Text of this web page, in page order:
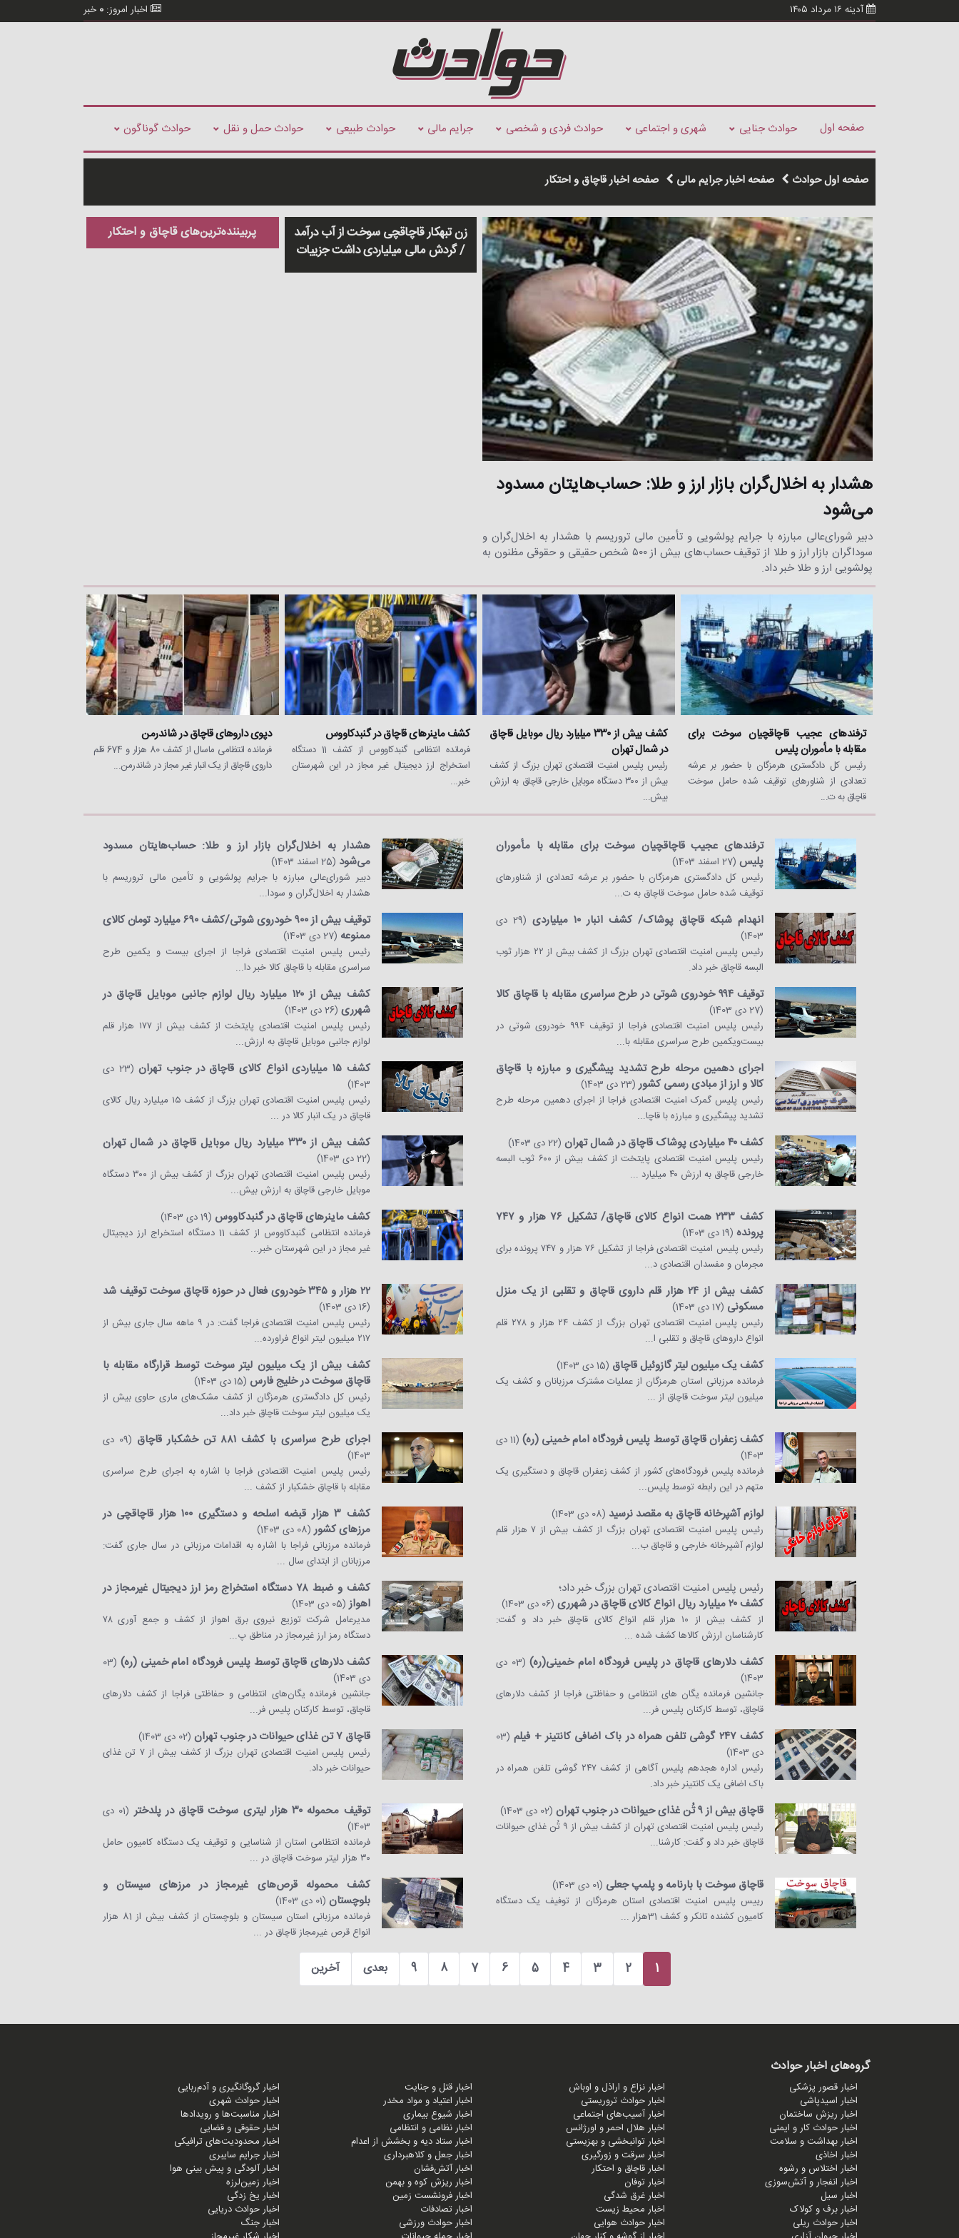
آدینه ۱۶ مرداد ۱۴۰۵ اخبار امروز: 0 خبر
صفحه اول حوادث جنایی شهری و اجتماعی حوادث فردی و شخصی جرایم مالی حوادث طبیعی حوادث حمل و نقل حوادث گوناگون
صفحه اول حوادث صفحه اخبار جرایم مالی صفحه اخبار قاچاق و احتکار
هشدار به اخلال‌گران بازار ارز و طلا: حساب‌هایتان مسدود
می‌شود
دبیر شورای‌عالی مبارزه با جرایم پولشویی و تأمین مالی تروریسم با هشدار به اخلال‌گران و
سوداگران بازار ارز و طلا از توقیف حساب‌های بیش از ۵۰۰ شخص حقیقی و حقوقی مظنون به
پولشویی ارز و طلا خبر داد.
زن تبهکار قاچاقچی سوخت از آب درآمد
/ گردش مالی میلیاردی داشت جزییات
پربیننده‌ترین‌های قاچاق و احتکار
ترفندهای عجیب قاچاقچیان سوخت برای
مقابله با مأموران پلیس
رئیس کل دادگستری هرمزگان با حضور بر عرشه
تعدادی از شناورهای توقیف شده حامل سوخت
قاچاق به ت...
کشف بیش از ۳۳۰ میلیارد ریال موبایل قاچاق
در شمال تهران
رئیس پلیس امنیت اقتصادی تهران بزرگ از کشف
بیش از ۳۰۰ دستگاه موبایل خارجی قاچاق به ارزش
بیش...
کشف ماینرهای قاچاق در گنبدکاووس
فرمانده انتظامی گنبدکاووس از کشف 11 دستگاه
استخراج ارز دیجیتال غیر مجاز در این شهرستان
خبر...
دپوی داروهای قاچاق در شاندرمن
فرمانده انتظامی ماسال از کشف 80 هزار و 674 قلم
داروی قاچاق از یک انبار غیر مجاز در شاندرمن...
ترفندهای عجیب قاچاقچیان سوخت برای مقابله با مأموران
پلیس (27 اسفند 1403)
رئیس کل دادگستری هرمزگان با حضور بر عرشه تعدادی از شناورهای
توقیف شده حامل سوخت قاچاق به ت...
هشدار به اخلال‌گران بازار ارز و طلا: حساب‌هایتان مسدود
می‌شود (25 اسفند 1403)
دبیر شورای‌عالی مبارزه با جرایم پولشویی و تأمین مالی تروریسم با
هشدار به اخلال‌گران و سودا...
انهدام شبکه قاچاق پوشاک/ کشف انبار ۱۰ میلیاردی
(29 دی
1403)
رئیس پلیس امنیت اقتصادی تهران بزرگ از کشف بیش از ۲۲ هزار ثوب
البسه قاچاق خبر داد.
توقیف بیش از ۹۰۰ خودروی شوتی/کشف ۶۹۰ میلیارد تومان کالای
ممنوعه (27 دی 1403)
رئیس پلیس امنیت اقتصادی فراجا از اجرای بیست و یکمین طرح
سراسری مقابله با قاچاق کالا خبر دا...
توقیف ۹۹۴ خودروی شوتی در طرح سراسری مقابله با قاچاق کالا
(27 دی 1403)
رئیس پلیس امنیت اقتصادی فراجا از توقیف ۹۹۴ خودروی شوتی در
بیست‌ویکمین طرح سراسری مقابله با...
کشف بیش از ۱۲۰ میلیارد ریال لوازم جانبی موبایل قاچاق در
شهرری (26 دی 1403)
رئیس پلیس امنیت اقتصادی پایتخت از کشف بیش از ۱۷۷ هزار قلم
لوازم جانبی موبایل قاچاق به ارزش...
اجرای دهمین مرحله طرح تشدید پیشگیری و مبارزه با قاچاق
کالا و ارز از مبادی رسمی کشور(23 دی 1403)
رئیس پلیس گمرک امنیت اقتصادی فراجا از اجرای دهمین مرحله طرح
تشدید پیشگیری و مبارزه با قاچا...
کشف ۱۵ میلیاردی انواع کالای قاچاق در جنوب تهران
(23 دی
1403)
رئیس پلیس امنیت اقتصادی تهران بزرگ از کشف ۱۵ میلیارد ریال کالای
قاچاق در یک انبار کالا در ...
کشف ۴۰ میلیاردی پوشاک قاچاق در شمال تهران
(22 دی 1403)
رئیس پلیس امنیت اقتصادی پایتخت از کشف بیش از ۶۰۰ ثوب البسه
خارجی قاچاق به ارزش ۴۰ میلیارد ...
کشف بیش از ۳۳۰ میلیارد ریال موبایل قاچاق در شمال تهران
(22 دی 1403)
رئیس پلیس امنیت اقتصادی تهران بزرگ از کشف بیش از ۳۰۰ دستگاه
موبایل خارجی قاچاق به ارزش بیش...
کشف ۲۳۳ همت انواع کالای قاچاق/ تشکیل ۷۶ هزار و ۷۴۷
پرونده (19 دی 1403)
رئیس پلیس امنیت اقتصادی فراجا از تشکیل ۷۶ هزار و ۷۴۷ پرونده برای
مجرمان و مفسدان اقتصادی د...
کشف ماینرهای قاچاق در گنبدکاووس (19 دی 1403)
فرمانده انتظامی گنبدکاووس از کشف 11 دستگاه استخراج ارز دیجیتال
غیر مجاز در این شهرستان خبر...
کشف بیش از ۲۴ هزار قلم داروی قاچاق و تقلبی از یک منزل
مسکونی (17 دی 1403)
رئیس پلیس امنیت اقتصادی تهران بزرگ از کشف ۲۴ هزار و ۲۷۸ قلم
انواع دارو‌های قاچاق و تقلبی ا...
۲۲ هزار و ۳۴۵ خودروی فعال در حوزه قاچاق سوخت توقیف شد
(16 دی 1403)
رئیس پلیس امنیت اقتصادی فراجا گفت: در ۹ ماهه سال جاری بیش از
۲۱۷ میلیون لیتر انواع فراورده...
کشف یک میلیون لیتر گازوئیل قاچاق (15 دی 1403)
فرمانده مرزبانی استان هرمزگان از عملیات مشترک مرزبانان و کشف یک
میلیون لیتر سوخت قاچاق از ...
کشف بیش از یک میلیون لیتر سوخت توسط قرارگاه مقابله با
قاچاق سوخت در خلیج فارس (15 دی 1403)
رئیس کل دادگستری هرمزگان از کشف مشک‌های ماری حاوی بیش از
یک میلیون لیتر سوخت قاچاق خبر داد...
کشف زعفران قاچاق توسط پلیس فرودگاه امام خمینی (ره)
(11 دی
1403)
فرمانده پلیس فرودگاه‌های کشور از کشف زعفران قاچاق و دستگیری یک
متهم در این رابطه توسط پلیس...
اجرای طرح سراسری با کشف ۸۸۱ تن خشکبار قاچاق
(09 دی
1403)
رئیس پلیس امنیت اقتصادی فراجا با اشاره به اجرای طرح سراسری
مقابله با قاچاق خشکبار از کشف ...
لوازم آشپرخانه قاچاق به مقصد نرسید (08 دی 1403)
رئیس پلیس امنیت اقتصادی تهران بزرگ از کشف بیش از ۷ هزار قلم
لوازم آشپرخانه خارجی و قاچاق ب...
کشف ۳ هزار قبضه اسلحه و دستگیری ۱۰۰ هزار قاچاقچی در
مرزهای کشور (08 دی 1403)
فرمانده مرزبانی فراجا با اشاره به اقدامات مرزبانی در سال جاری گفت:
مرزبانان از ابتدای سال ...
رئیس پلیس امنیت اقتصادی تهران بزرگ خبر داد؛
کشف ۲۰ میلیارد ریال انواع کالای قاچاق در شهرری
(06 دی 1403)
از کشف بیش از ۱۰ هزار قلم انواع کالای قاچاق خبر داد و گفت:
کارشناسان ارزش کالا‌ها کشف شده ...
کشف و ضبط ۷۸ دستگاه استخراج رمز ارز دیجیتال غیرمجاز در
اهواز (05 دی 1403)
مدیرعامل شرکت توزیع نیروی برق اهواز از کشف و جمع آوری ۷۸
دستگاه رمز ارز غیرمجاز در مناطق پ...
کشف دلارهای قاچاق در پلیس فرودگاه امام خمینی(ره)
(03 دی
1403)
​جانشین فرمانده یگان های انتظامی و حفاظتی فراجا از کشف دلارهای
قاچاق، توسط کارکنان پلیس فر...
کشف دلار‌های قاچاق توسط پلیس فرودگاه امام خمینی (ره) (03
دی 1403)
جانشین فرمانده یگان‌های انتظامی و حفاظتی فراجا از کشف دلار‌های
قاچاق، توسط کارکنان پلیس فر...
کشف ۲۴۷ گوشی تلفن همراه در باک اضافی کانتینر + فیلم
(03
دی 1403)
رئیس اداره هجدهم پلیس آگاهی از کشف ۲۴۷ گوشی تلفن همراه در
باک اضافی یک کانتینر خبر داد.
قاچاق ۷ تن غذای حیوانات در جنوب تهران
(02 دی 1403)
رئیس پلیس امنیت اقتصادی تهران بزرگ از کشف بیش از ۷ تن غذای
حیوانات خبر داد.
قاچاق بیش از ۹ تُن غذای حیوانات در جنوب تهران
(02 دی 1403)
رئیس پلیس امنیت اقتصادی تهران از کشف بیش از ۹ تُن غذای حیوانات
قاچاق خبر داد و گفت: کارشنا...
توقیف محموله ۳۰ هزار لیتری سوخت قاچاق در پلدختر
(01 دی
1403)
فرمانده انتظامی استان از شناسایی و توقیف یک دستگاه کامیون حامل
۳۰ هزار لیتر سوخت قاچاق در ...
قاچاق سوخت با بارنامه و پلمپ جعلی (01 دی 1403)
رییس پلیس امنیت اقتصادی استان هرمزگان از توفیف یک دستگاه
کامیون کشنده تانکر و کشف 31هزار ...
کشف محموله قرص‌های غیرمجاز در مرزهای سیستان و
بلوچستان (01 دی 1403)
فرمانده مرزبانی استان سیستان و بلوچستان از کشف بیش از 81 هزار
انواع قرص غیرمجاز قاچاق در ...
1
2
3
4
5
6
7
8
9 بعدی آخرین
گروه‌های اخبار حوادث
اخبار قصور پزشکی اخبار نزاع و اراذل و اوباش اخبار قتل و جنایت
اخبار گروگانگیری و آدم‌ربایی
اخبار اسیدپاشی
اخبار حوادث تروریستی اخبار اعتیاد و مواد مخدر
اخبار حوادث شهری
اخبار ریزش ساختمان
اخبار آسیب‌های اجتماعی اخبار شیوع بیماری
اخبار مناسبت‌ها و رویدادها
اخبار حوادث کار و ایمنی
اخبار هلال احمر و اورژانس اخبار نظامی و انتظامی
اخبار حقوقی و قضایی
اخبار بهداشت و سلامت
اخبار توانبخشی و بهزیستی اخبار ستاد دیه و بخشش از اعدام
اخبار محدودیت‌های ترافیکی
اخبار اخاذی
اخبار سرقت و زورگیری اخبار جعل و کلاهبرداری
اخبار جرایم سایبری
اخبار اختلاس و رشوه
اخبار قاچاق و احتکار اخبار آتش‌فشان
اخبار آلودگی و پیش بینی هوا
اخبار انفجار و آتش‌سوزی
اخبار توفان اخبار ریزش کوه و بهمن
اخبار زمین‌لرزه
اخبار سیل
اخبار غرق شدگی اخبار فرونشست زمین
اخبار یخ زدگی
اخبار برف و کولاک
اخبار محیط زیست اخبار تصادفات
اخبار حوادث دریایی
اخبار حوادث ریلی
اخبار حوادث هوایی اخبار حوادث ورزشی
اخبار جنگ